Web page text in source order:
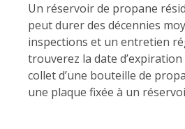
Un réservoir de propane
peut durer des décennies
inspections et un entretien
trouverez la date
collet d’une bouteille de
une plaque fixée à un